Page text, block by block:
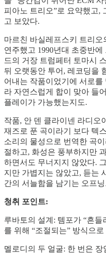
피아노 트리오”로 요약했고,
고 보았다.
마르친 바실레프스키 트리오
연주했고 1990년대 초중반
드의 거장 트럼페터 토마시
뒤 오랫동안 투어, 레코딩을
어내는 작품이었기에 서로를
라 자연스럽게 합이 맞아 들
플레이가 가능했는지도.
작품, 안 덴 클라이넨 라디오
재즈로 푼 곡이라기 보다 텍
소리의 물성으로 번역한 곡
절하고, 화성은 풍부하지만
하면서도 무너지지 않았다.
지만 가볍지는 않았고, 듣는
간의 서늘함을 남기는 오프
청취 포인트:
루바토의 설계: 템포가 “흔들
를 위해 “조절되는” 방식으
멜로디의 두 얼굴: 한 번은